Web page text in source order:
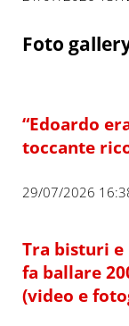
Foto
“Edoardo
toccante
29/07/2026
Tra bisturi e
fa ballare
(video e